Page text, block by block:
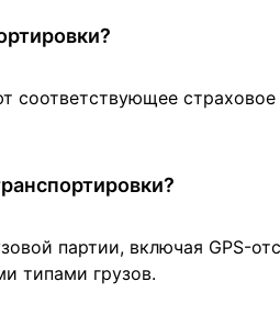
соответствующее
партии, включая GPS-
типами грузов.